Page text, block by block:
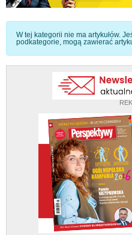
Informacja
W tej kategorii nie ma artykułów.
podkategorie, mogą zawierać